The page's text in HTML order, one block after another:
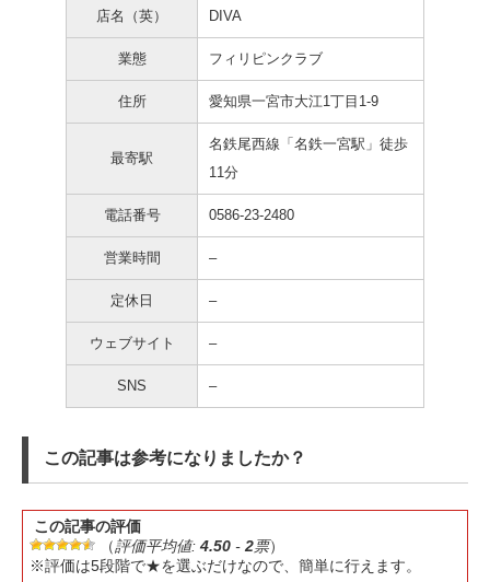
店名（英） DIVA
業態 フィリピンクラブ
住所 愛知県一宮市大江1丁目1-9
最寄駅
名鉄尾西線「名鉄一宮駅」徒歩
11分
電話番号 0586-23-2480
営業時間 –
定休日 –
ウェブサイト –
SNS –
この記事は参考になりましたか？
この記事の評価
（評価平均値: 4.50 - 2票）
※評価は5段階で★を選ぶだけなので、簡単に行えます。